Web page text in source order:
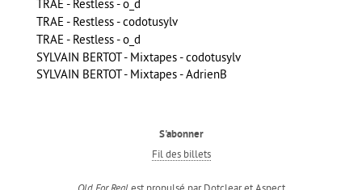
TRAE - Restless - o_d
TRAE - Restless - codotusylv
TRAE - Restless - o_d
SYLVAIN BERTOT - Mixtapes - codotusylv
SYLVAIN BERTOT - Mixtapes - AdrienB
S'abonner
Fil des billets
est propulsé parDotclearet Aspect